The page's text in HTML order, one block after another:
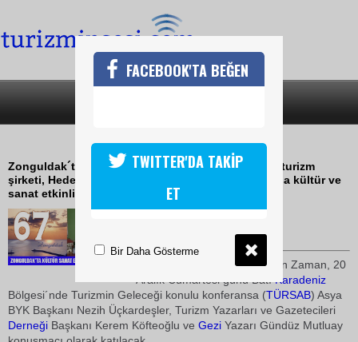
2020 YILINDA 1 MİLYON TURİST
Zonguldak´ta faaliyet gösteren Gezgin 67 Tur adlı turizm
şirketi, Hedef 2020 yılında 1 milyon turist sloganıyla kültür ve
sanat etkinlikleri düzenledi
Gezgin 67 Tur'un sahibi Engin Zaman, 20
Aralık Cumartesi günü BatıKaradeniz
Bölgesi´nde Turizmin Geleceği konulu konferansa (TÜRSAB) Asya
BYK Başkanı Nezih Üçkardeşler, Turizm Yazarları ve Gazetecileri
Derneği Başkanı Kerem Köfteoğlu ve Gezi Yazarı Gündüz Mutluay
FACEBOOK'TA BEĞEN
TWITTER'DA TAKİP
ET
Bir Daha Gösterme